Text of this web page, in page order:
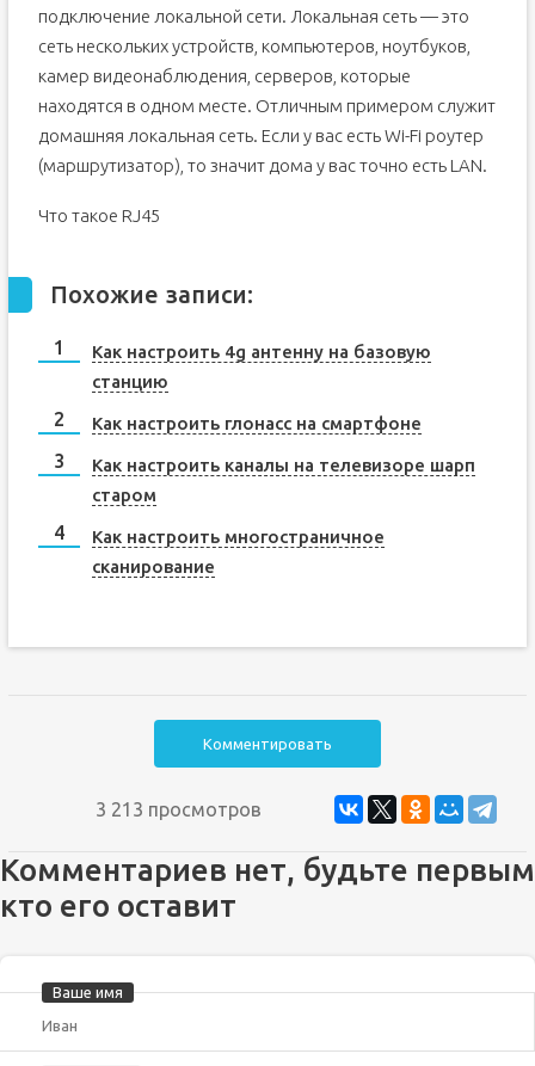
подключение локальной сети. Локальная сеть — это
сеть нескольких устройств, компьютеров, ноутбуков,
камер видеонаблюдения, серверов, которые
находятся в одном месте. Отличным примером служит
домашняя локальная сеть. Если у вас есть Wi-Fi роутер
(маршрутизатор), то значит дома у вас точно есть LAN.
Что такое RJ45
Похожие записи:
Как настроить 4g антенну на базовую
станцию
Как настроить глонасс на смартфоне
Как настроить каналы на телевизоре шарп
старом
Как настроить многостраничное
сканирование
Комментировать
3 213 просмотров
Комментариев нет, будьте первым
кто его оставит
Ваше имя